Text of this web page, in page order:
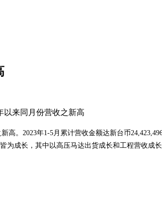
高。2023年1-5月累计营收金额达新台币
为成长，其中以高压马达出货成长和工程营收成